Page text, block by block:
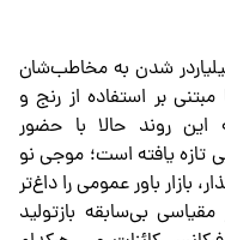
شدن به مخاطب‌شان
بر استفاده از رنج و
این روند حالا با حضور
تازه یافته است؛ موجی نو
بازار باور عمومی را داغ‌تر
بی‌سابقه بازتولید